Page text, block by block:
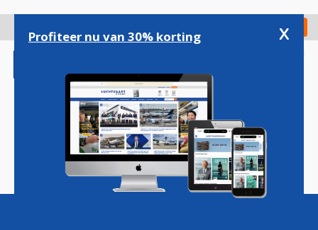
gaan
Check in
Magazine Podcasts Vacatures
Profiteer nu van 30% korting x